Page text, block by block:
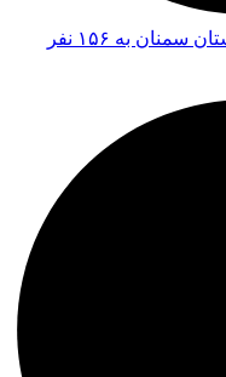
براری: تعداد نامزدهای انتخابات استان سمنان به ۱۵۶ نفر